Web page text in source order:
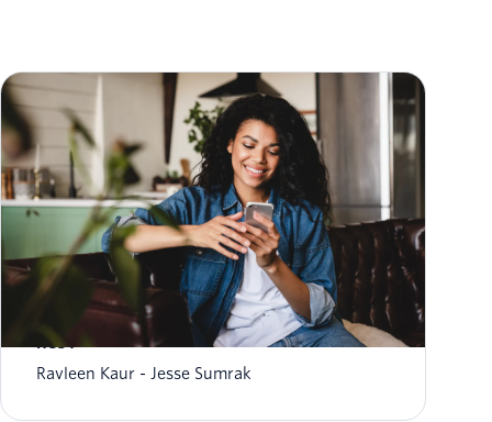
Qu'est-ce que le protocole de messagerie
RCS ?
Ravleen Kaur
Jesse Sumrak